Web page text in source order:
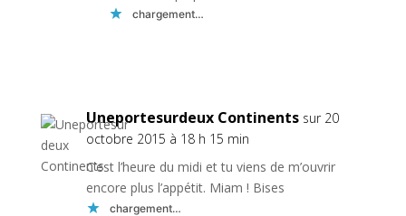
chargement…
Uneportesurdeux Continents sur 20
octobre 2015 à 18 h 15 min
C’est l’heure du midi et tu viens de m’ouvrir
encore plus l’appétit. Miam ! Bises
chargement…